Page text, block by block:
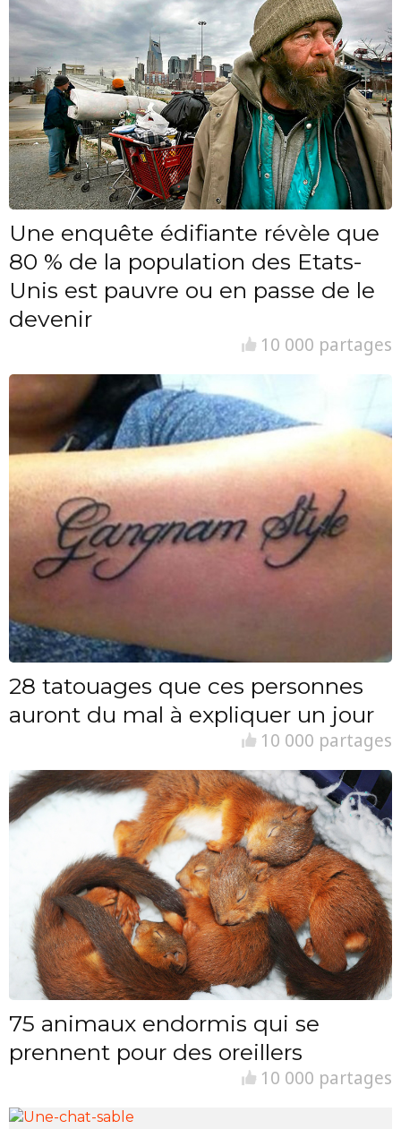
Une enquête édifiante révèle que
80 % de la population des Etats-
Unis est pauvre ou en passe de le
devenir
10 000 partages
28 tatouages que ces personnes
auront du mal à expliquer un jour
10 000 partages
75 animaux endormis qui se
prennent pour des oreillers
10 000 partages